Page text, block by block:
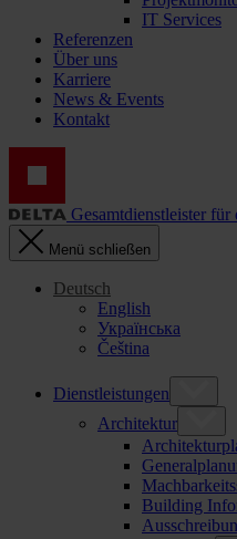
IT Services
Referenzen
Über uns
Karriere
News & Events
Kontakt
Gesamtdienstleister
Menü schließen
Deutsch
English
Українська
Čeština
Dienstleistungen
Architektur
Building